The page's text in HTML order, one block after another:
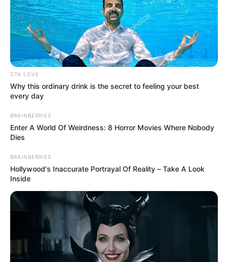
CTA LOVE
Why this ordinary drink is the secret to feeling your best
every day
BRAINBERRIES
Enter A World Of Weirdness: 8 Horror Movies Where Nobody
Dies
BRAINBERRIES
Hollywood's Inaccurate Portrayal Of Reality – Take A Look
Inside